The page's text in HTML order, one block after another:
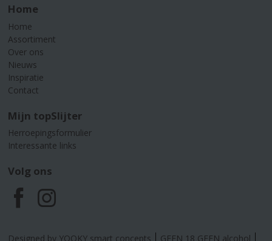
Home
Home
Assortiment
Over ons
Nieuws
Inspiratie
Contact
Mijn topSlijter
Herroepingsformulier
Interessante links
Volg ons
F
a
I
n
Designed by YOOKY smart concepts GEEN 18 GEEN alcohol